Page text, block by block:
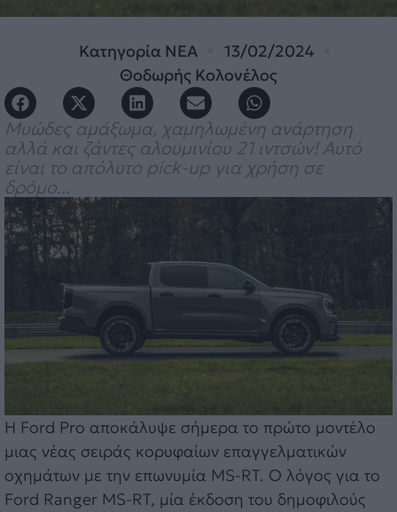
Κατηγορία ΝΕΑ
13/02/2024
Θοδωρής Κολονέλος
Μυώδες αμάξωμα, χαμηλωμένη ανάρτηση
αλλά και ζάντες αλουμινίου 21 ιντσών! Αυτό
είναι το απόλυτο pick-up για χρήση σε
δρόμο...
Η Ford Pro αποκάλυψε σήμερα το πρώτο μοντέλο
μιας νέας σειράς κορυφαίων επαγγελματικών
οχημάτων με την επωνυμία MS-RT. O λόγος για το
Ford Ranger MS-RT, μία έκδοση του δημοφιλούς